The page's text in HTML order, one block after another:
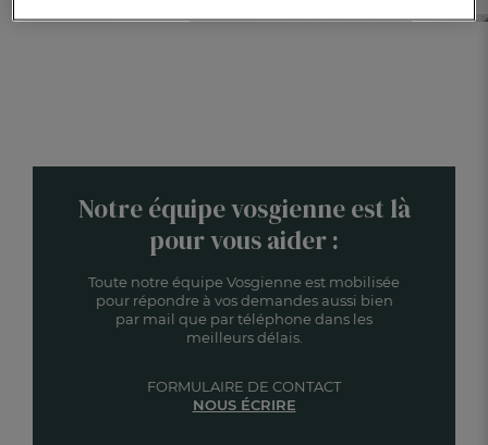
Notre équipe vosgienne est là
pour vous aider :
Toute notre équipe Vosgienne est mobilisée
pour répondre à vos demandes aussi bien
par mail que par téléphone dans les
meilleurs délais.
FORMULAIRE DE CONTACT
NOUS ÉCRIRE